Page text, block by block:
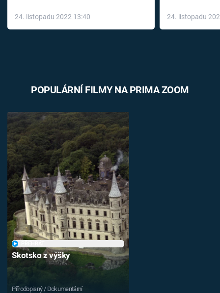
24. listopadu 2022 13:40
léky
24. listopadu
POPULÁRNÍ FILMY NA PRIMA ZOOM
Skotsko z výšky
Přírodopisný / Dokumentární